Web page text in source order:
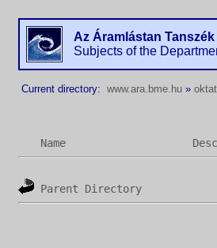
Az Áramlástan
Subjects of the
Current directory: www.ara.bme.hu »
Name
Parent Directory